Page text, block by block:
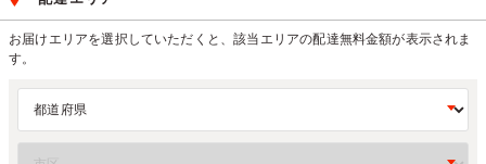
お届けエリアを選択していただくと、該当エリアの配達無料金額が表示されま
す。